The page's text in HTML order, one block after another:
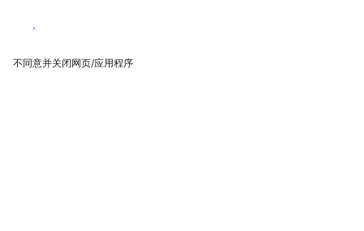
同意
不同意并关闭网页/应用程序